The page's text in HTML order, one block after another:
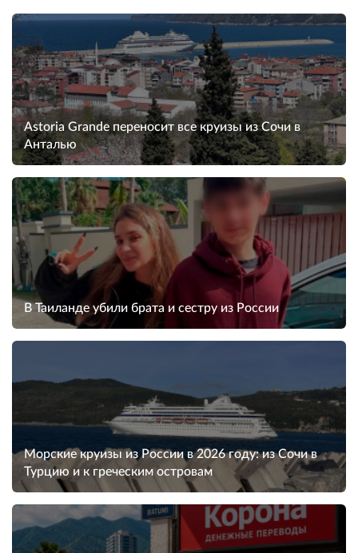
Astoria Grande переносит все круизы из Сочи в
Анталью
В Таиланде убили брата и сестру из России
Морские круизы из России в 2026 году: из Сочи в
Турцию и к греческим островам